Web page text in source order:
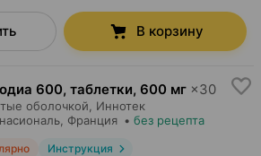
В корзину
600, таблетки, 600 мг ×30
оболочкой,
Иннотек
, Франция • без рецепта
Инструкция